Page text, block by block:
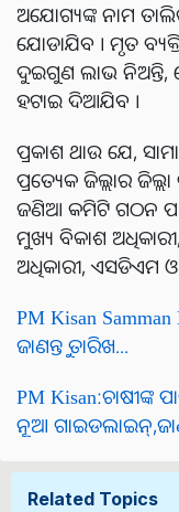
ଅଯୋଗ୍ୟଙ୍କ ନାମ
ଯୋଡାଯିବ । ମୃତ
ଦୁଇଗୁଣ ଲାଭ ନିଅନ୍ତି,
ହଟାଇ ଦିଆଯିବ ।
ପ୍ରକାଶ ଥାଉ ଯେ,
ପ୍ରତ୍ୟେକ ଜିଲ୍ଲାର
ଜଣିଆ କମିଟି ଗଠନ
ମୁଖ୍ୟ ବିକାଶ
ଅଧିକାରୀ, ଏସଡିଏମ ଓ
PM Kisan
ଜାଣନ୍ତୁ ତାରିଖ...
PM
ନୂଆ
Related Topics